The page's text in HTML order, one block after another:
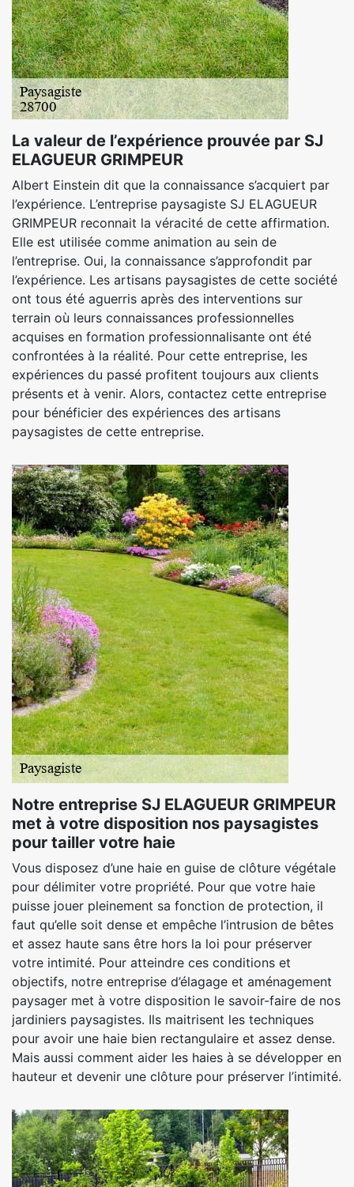
La valeur de l’expérience prouvée par SJ
ELAGUEUR GRIMPEUR
Albert Einstein dit que la connaissance s’acquiert par
l’expérience. L’entreprise paysagiste SJ ELAGUEUR
GRIMPEUR reconnait la véracité de cette affirmation.
Elle est utilisée comme animation au sein de
l’entreprise. Oui, la connaissance s’approfondit par
l’expérience. Les artisans paysagistes de cette société
ont tous été aguerris après des interventions sur
terrain où leurs connaissances professionnelles
acquises en formation professionnalisante ont été
confrontées à la réalité. Pour cette entreprise, les
expériences du passé profitent toujours aux clients
présents et à venir. Alors, contactez cette entreprise
pour bénéficier des expériences des artisans
paysagistes de cette entreprise.
Notre entreprise SJ ELAGUEUR GRIMPEUR
met à votre disposition nos paysagistes
pour tailler votre haie
Vous disposez d’une haie en guise de clôture végétale
pour délimiter votre propriété. Pour que votre haie
puisse jouer pleinement sa fonction de protection, il
faut qu’elle soit dense et empêche l’intrusion de bêtes
et assez haute sans être hors la loi pour préserver
votre intimité. Pour atteindre ces conditions et
objectifs, notre entreprise d’élagage et aménagement
paysager met à votre disposition le savoir-faire de nos
jardiniers paysagistes. Ils maitrisent les techniques
pour avoir une haie bien rectangulaire et assez dense.
Mais aussi comment aider les haies à se développer en
hauteur et devenir une clôture pour préserver l’intimité.